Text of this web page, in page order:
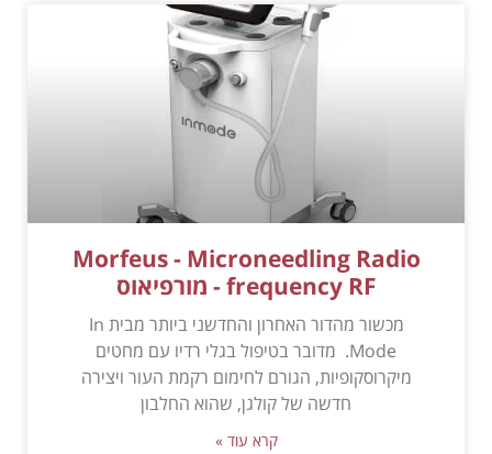
Morfeus - Microneedling Radio
frequency RF - מורפיאוס
מכשור מהדור האחרון והחדשני ביותר מבית In
Mode. מדובר בטיפול בגלי רדיו עם מחטים
מיקרוסקופיות, הגורם לחימום רקמת העור ויצירה
חדשה של קולגן, שהוא החלבון
קרא עוד »